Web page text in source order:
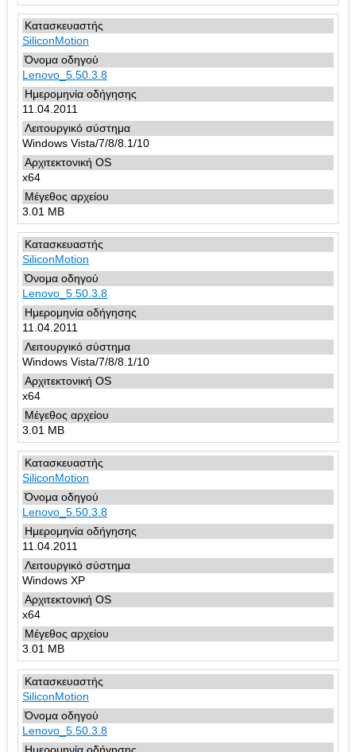
SiliconMotion
Lenovo_5.50.3.8
11.04.2011
Windows Vista/7/8/8.1/10
x64
3.01 MB
SiliconMotion
Lenovo_5.50.3.8
11.04.2011
Windows Vista/7/8/8.1/10
x64
3.01 MB
SiliconMotion
Lenovo_5.50.3.8
11.04.2011
Windows XP
x64
3.01 MB
SiliconMotion
Lenovo_5.50.3.8